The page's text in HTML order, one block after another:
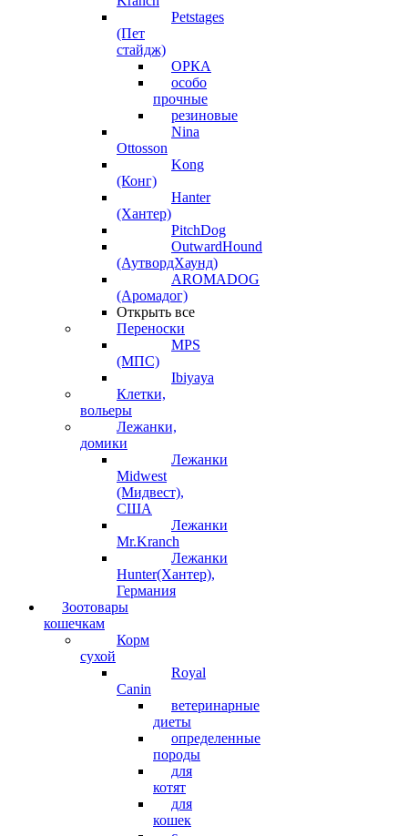
Petstages
(Пет
стайдж)
ОРКА
особо
прочные
резиновые
Nina
Ottosson
Kong
(Конг)
Hanter
(Хантер)
PitchDog
OutwardHound
(АутвордХаунд)
AROMADOG
(Аромадог)
Открыть все
Переноски
MPS
(МПС)
Ibiyaya
Клетки,
вольеры
Лежанки,
домики
Лежанки
Midwest
(Мидвест),
США
Лежанки
Mr.Kranch
Лежанки
Hunter(Хантер),
Германия
Зоотовары
кошечкам
Корм
сухой
Royal
Canin
ветеринарные
диеты
определенные
породы
для
котят
для
кошек